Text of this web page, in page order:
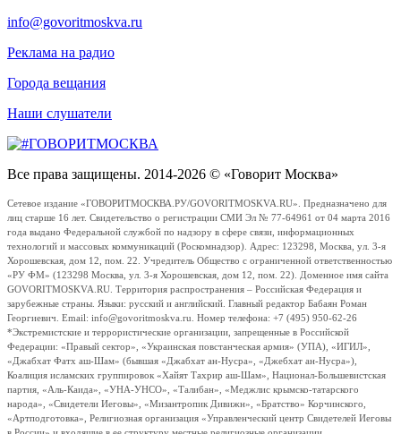
info@govoritmoskva.ru
Реклама на радио
Города вещания
Наши слушатели
Все права защищены. 2014-2026 © «Говорит Москва»
Сетевое издание «ГОВОРИТМОСКВА.РУ/GOVORITMOSKVA.RU». Предназначено для
лиц старше 16 лет. Свидетельство о регистрации СМИ Эл № 77-64961 от 04 марта 2016
года выдано Федеральной службой по надзору в сфере связи, информационных
технологий и массовых коммуникаций (Роскомнадзор). Адрес: 123298, Москва, ул. 3-я
Хорошевская, дом 12, пом. 22. Учредитель Общество с ограниченной ответственностью
«РУ ФМ» (123298 Москва, ул. 3-я Хорошевская, дом 12, пом. 22). Доменное имя сайта
GOVORITMOSKVA.RU. Территория распространения – Российская Федерация и
зарубежные страны. Языки: русский и английский. Главный редактор Бабаян Роман
Георгиевич. Email: info@govoritmoskva.ru. Номер телефона: +7 (495) 950-62-26
*Экстремистские и террористические организации, запрещенные в Российской
Федерации: «Правый сектор», «Украинская повстанческая армия» (УПА), «ИГИЛ»,
«Джабхат Фатх аш-Шам» (бывшая «Джабхат ан-Нусра», «Джебхат ан-Нусра»),
Коалиция исламских группировок «Хайят Тахрир аш-Шам», Национал-Большевистская
партия, «Аль-Каида», «УНА-УНСО», «Талибан», «Меджлис крымско-татарского
народа», «Свидетели Иеговы», «Мизантропик Дивижн», «Братство» Корчинского,
«Артподготовка», Религиозная организация «Управленческий центр Свидетелей Иеговы